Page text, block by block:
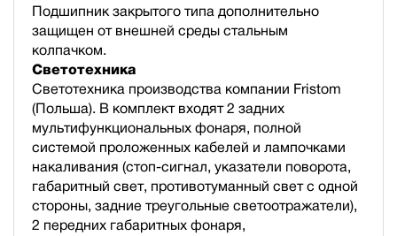
Подшипник закрытого типа дополнительно
защищен от внешней среды стальным
колпачком.
Светотехника
Светотехника производства компании Fristom
(Польша). В комплект входят 2 задних
мультифункциональных фонаря, полной
cистемой проложенных кабелей и лампочками
накаливания (стоп-сигнал, указатели поворота,
габаритный свет, противотуманный свет с одной
стороны, задние треугольные светоотражатели),
2 передних габаритных фонаря,